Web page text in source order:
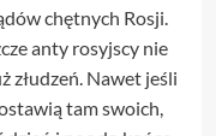
chętnych Rosji.
anty rosyjscy nie
złudzeń. Nawet jeśli
tam swoich,